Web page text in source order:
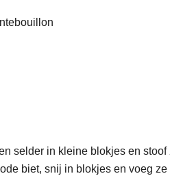
selder in kleine blokjes en
biet, snij in blokjes en voeg